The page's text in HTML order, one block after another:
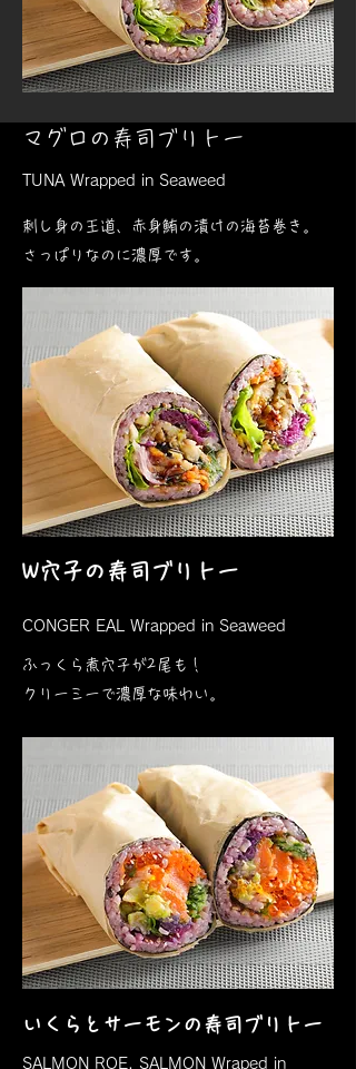
マグロの寿司ブリトー
TUNA Wrapped in Seaweed
刺し身の王道、赤身鮪の漬けの海苔巻き。
さっぱりなのに濃厚です。
​W穴子の寿司ブリトー
CONGER EAL Wrapped in Seaweed
ふっくら煮穴子が2尾も！
クリーミーで濃厚な味わい。
いくらとサーモンの寿司ブリトー
SALMON ROE, SALMON Wraped in